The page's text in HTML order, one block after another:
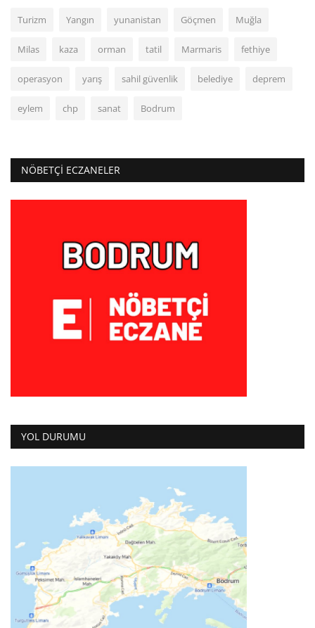
Turizm Yangın yunanistan Göçmen Muğla
Milas kaza orman tatil Marmaris fethiye
operasyon yarış sahil güvenlik belediye deprem
eylem chp sanat Bodrum
NÖBETÇI ECZANELER
YOL DURUMU